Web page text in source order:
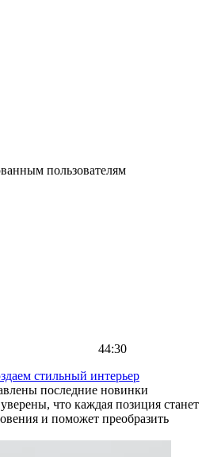
пользователям
44:30
стильный интерьер
последние новинки
что каждая позиция станет
и поможет преобразить